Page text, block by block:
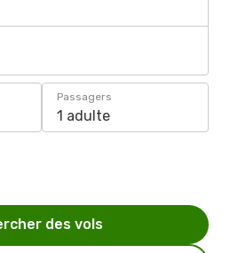
Passagers
1 adulte
des vols